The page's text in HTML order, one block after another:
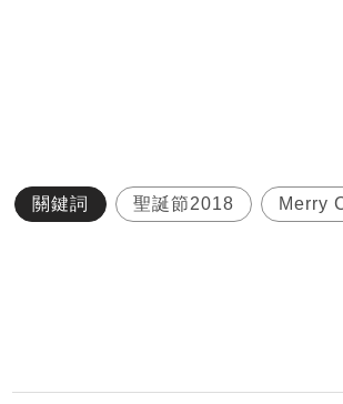
關鍵詞 聖誕節2018 Merry